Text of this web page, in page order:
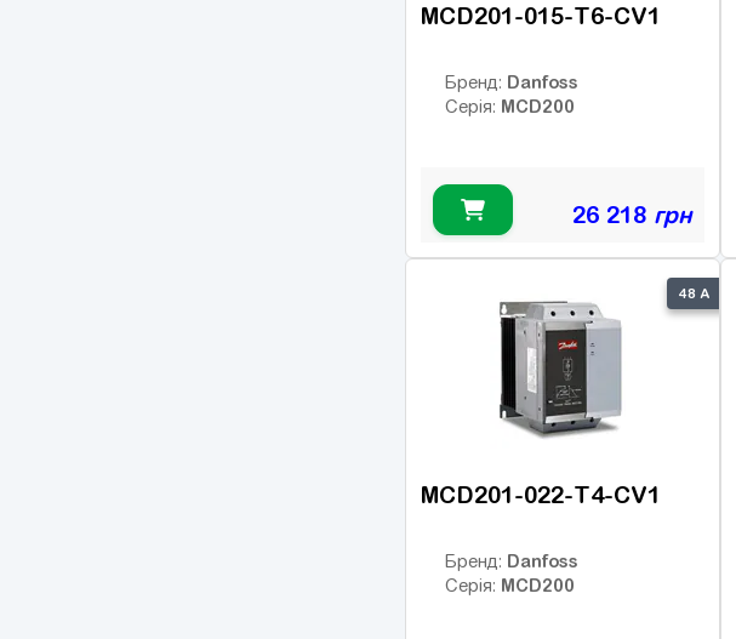
MCD201-015-T6-CV1
Бренд: Danfoss
Серія: MCD200
26 218 грн
48 А
MCD201-022-T4-CV1
Бренд: Danfoss
Серія: MCD200